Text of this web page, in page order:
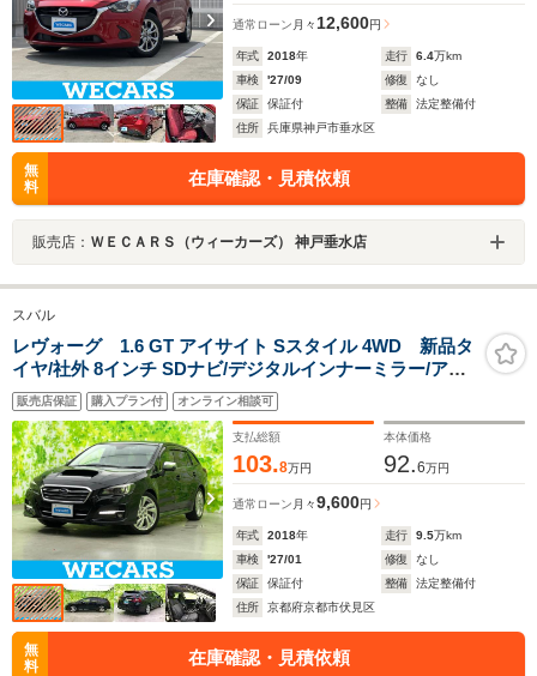
通常ローン 月々 12,600円
年式 2018年 走行 6.4万km
車検
'27/09 修復
なし
保証
保証付 整備
法定整備付
住所
兵庫県神戸市垂水区
無
料
在庫確認・見積依頼
販売店： ＷＥＣＡＲＳ（ウィーカーズ） 神戸垂水店
スバル
レヴォーグ 1.6 GT アイサイト Sスタイル 4WD 新品タ
イヤ/社外 8インチ SDナビ/デジタルインナーミラー/アイ
サイト/シートヒーター 前席/車線逸脱防止支援システム/
ドライブレコーダー 社外/ヘッドランプ LED/Bluetooth接
続
販売店保証 購入プラン付 オンライン相談可
支払総額
103.8万円
本体価格
92.6万円
通常ローン 月々9,600円
年式 2018年 走行 9.5万km
車検
'27/01 修復
なし
保証
保証付 整備
法定整備付
住所
京都府京都市伏見区
無
料
在庫確認・見積依頼